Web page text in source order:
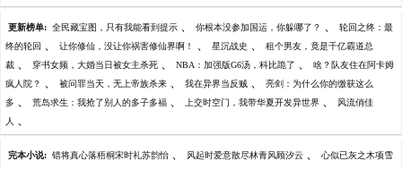
更新榜单: 全民藏宝图，只有我能看到提示 、 你根本没参加国运，你躲哪了？ 、 轮回之终：最
终的轮回 、 让你修仙，没让你祸害修仙界啊！ 、 星沉战史 、 租个男友，竟是千亿霸道总
裁 、 穿书女频，大婚当日被女主杀死 、 NBA：加强版G6汤，科比跪了 、 啥？队友住在阿卡姆
疯人院？ 、 被问罪当天，无上帝族杀来 、 我在异界当反贼 、 亮剑：为什么你的缴获这么
多 、 荒岛求生：我抢了别人的多子多福 、 上交时空门，我带华夏开发异世界 、 风流俏佳
人 、
完本小说: 错将真心落梧桐宋时礼苏韵怡 、 风起时爱意散尽林青风顾汐云 、 心似已灰之木项雪